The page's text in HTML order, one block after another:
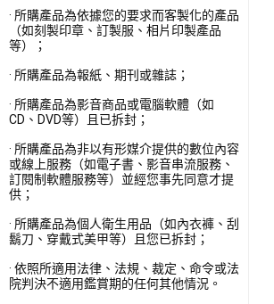
· 所購產品為依據您的要求而客製化的產品
（如刻製印章、訂製服、相片印製產品
等）；
· 所購產品為報紙、期刊或雜誌；
· 所購產品為影音商品或電腦軟體（如
CD、DVD等）且已拆封；
· 所購產品為非以有形媒介提供的數位內容
或線上服務（如電子書、影音串流服務、
訂閱制軟體服務等）並經您事先同意才提
供；
· 所購產品為個人衛生用品（如內衣褲、刮
鬍刀、穿戴式美甲等）且您已拆封；
· 依照所適用法律、法規、裁定、命令或法
院判決不適用鑑賞期的任何其他情況。